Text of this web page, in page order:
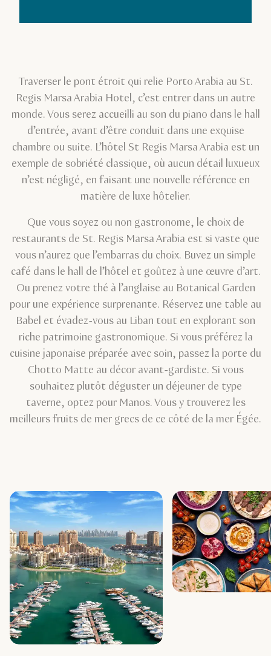
Traverser le pont étroit qui relie Porto Arabia au St.
Regis Marsa Arabia Hotel, c’est entrer dans un autre
monde. Vous serez accueilli au son du piano dans le hall
d’entrée, avant d’être conduit dans une exquise
chambre ou suite. L’hôtel St Regis Marsa Arabia est un
exemple de sobriété classique, où aucun détail luxueux
n’est négligé, en faisant une nouvelle référence en
matière de luxe hôtelier.
Que vous soyez ou non gastronome, le choix de
restaurants de St. Regis Marsa Arabia est si vaste que
vous n’aurez que l’embarras du choix. Buvez un simple
café dans le hall de l’hôtel et goûtez à une œuvre d’art.
Ou prenez votre thé à l’anglaise au Botanical Garden
pour une expérience surprenante. Réservez une table au
Babel et évadez-vous au Liban tout en explorant son
riche patrimoine gastronomique. Si vous préférez la
cuisine japonaise préparée avec soin, passez la porte du
Chotto Matte au décor avant-gardiste. Si vous
souhaitez plutôt déguster un déjeuner de type
taverne, optez pour Manos. Vous y trouverez les
meilleurs fruits de mer grecs de ce côté de la mer Égée.